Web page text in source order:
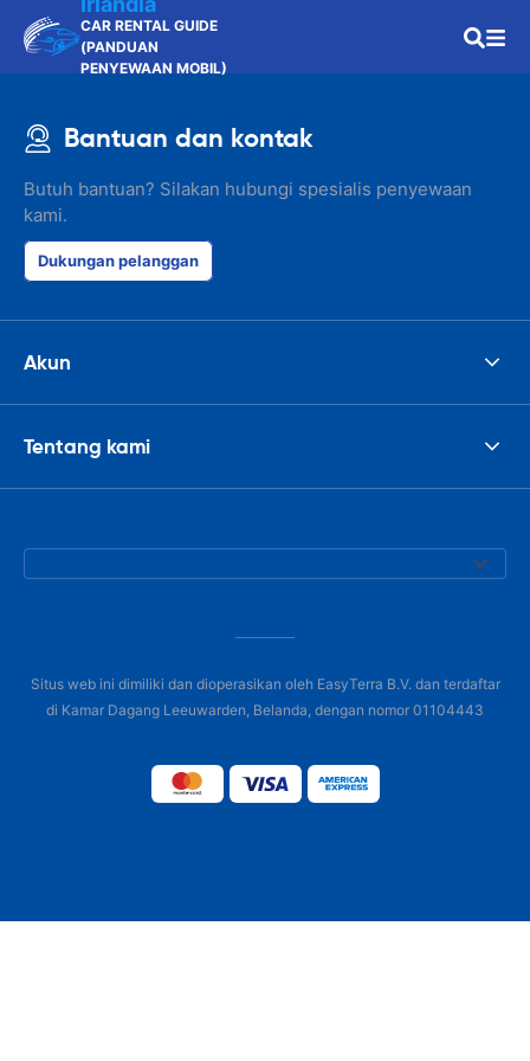
CAR RENTAL GUIDE
(PANDUAN
PENYEWAAN MOBIL)
Bantuan dan kontak
Butuh bantuan? Silakan hubungi spesialis penyewaan
kami.
Dukungan pelanggan
Akun
Tentang kami
Situs web ini dimiliki dan dioperasikan oleh EasyTerra B.V. dan terdaftar
di Kamar Dagang Leeuwarden, Belanda, dengan nomor 01104443